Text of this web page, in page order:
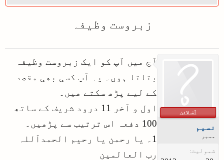
زبروست وظیفہ
آف لائن
نسیم
ممبر
شمولیت:
آج میں آپ کو ایک زبروست وظیفہ
بتاتا ہوں۔ یہ آپ کسی بھی مقصد
کے لیے پڑھ سکتے ھیں۔
اول و آخر 11 درود شریف کے ساتھ
100 دفعہ اس ترتیب سے پڑھیں۔
1۔ یا رحمن یا رحیم الحمدآللہ
رب العالمین